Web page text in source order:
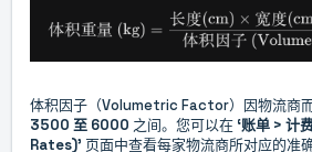
体积因子（Volumetric Factor）因物流商
3500 至 6000 之间。您可以在 ‘账单 >
Rates)’ 页面中查看每家物流商所对应的准确